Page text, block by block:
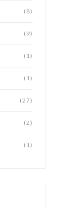
(8)
(9)
(1)
(1)
(27)
(2)
(1)